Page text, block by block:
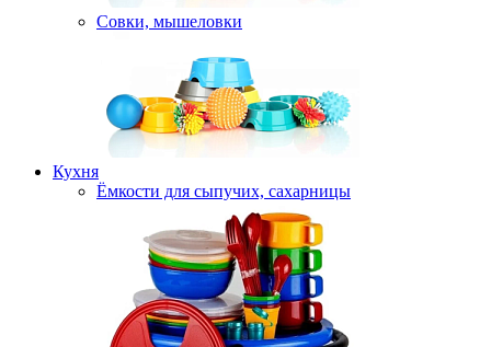
Совки, мышеловки
Кухня
Ёмкости для сыпучих, сахарницы